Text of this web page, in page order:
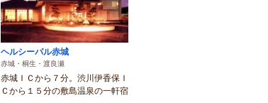
ヘルシーパル赤城
赤城・桐生・渡良瀬
赤城ＩＣから７分。渋川伊香保Ｉ
Ｃから１５分の敷島温泉の一軒宿